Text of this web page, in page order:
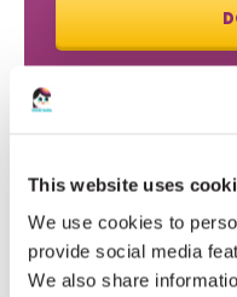
This website uses
We use cookies to
provide social media
We also share
MARJOLIJN